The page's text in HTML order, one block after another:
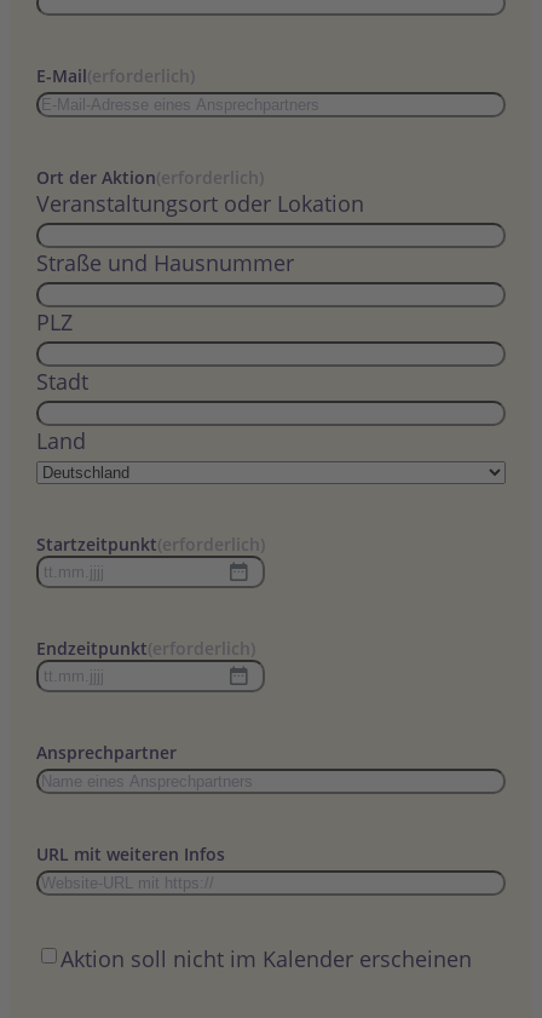
E-Mail(erforderlich)
Ort der Aktion(erforderlich)
Veranstaltungsort oder Lokation
Straße und Hausnummer
PLZ
Stadt
Land
Startzeitpunkt(erforderlich)
TT
MM
Punkt
JJJJ
Endzeitpunkt(erforderlich)
TT
MM
Punkt
Ansprechpartner
URL mit weiteren Infos
Öffentlich
Aktion soll nicht im Kalender erscheinen